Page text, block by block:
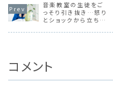
音楽教室の生徒をご
っそり引き抜き…怒り
とショックから立ち直
コメント